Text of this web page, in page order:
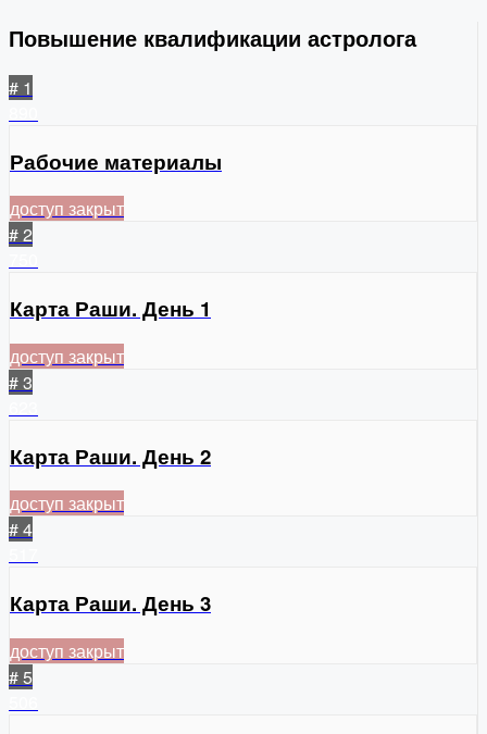
Повышение квалификации астролога
# 1
Рабочие материалы
доступ закрыт
# 2
Карта Раши. День 1
доступ закрыт
# 3
Карта Раши. День 2
доступ закрыт
# 4
Карта Раши. День 3
доступ закрыт
# 5